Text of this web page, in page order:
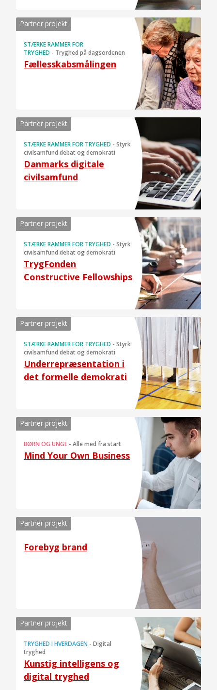
Partner projekt
STÆRKE RAMMER FOR
TRYGHED - Tryghed på dagsordenen
Fællesskabsmålingen
Partner projekt
STÆRKE RAMMER FOR TRYGHED - Styrk
civilsamfund debat og demokrati
Danmarks digitale
civilsamfund
Partner projekt
STÆRKE RAMMER FOR TRYGHED - Styrk
civilsamfund debat og demokrati
TrygFonden
Constructive Fellowships
Partner projekt
STÆRKE RAMMER FOR TRYGHED - Styrk
civilsamfund debat og demokrati
Underrepræsentation i
det formelle demokrati
Partner projekt
BØRN OG UNGE - Alle med fra start
Mind Your Own Business
Partner projekt
Forebyg brand
Partner projekt
TRYGHED I HVERDAGEN - Digital
tryghed
Kunstig intelligens og
digital tryghed